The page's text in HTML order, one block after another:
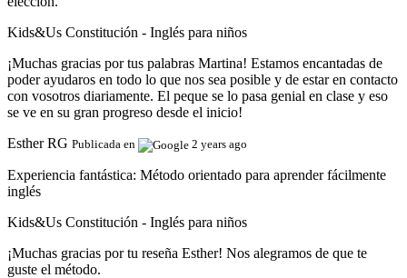
Kids&Us Constitución - Inglés para niños
¡Muchas gracias por tus palabras Martina! Estamos encantadas de
poder ayudaros en todo lo que nos sea posible y de estar en contacto
con vosotros diariamente. El peque se lo pasa genial en clase y eso
se ve en su gran progreso desde el inicio!
Esther RG Publicada en 2 years ago
Experiencia fantástica: Método orientado para aprender fácilmente
inglés
Kids&Us Constitución - Inglés para niños
¡Muchas gracias por tu reseña Esther! Nos alegramos de que te
guste el método.